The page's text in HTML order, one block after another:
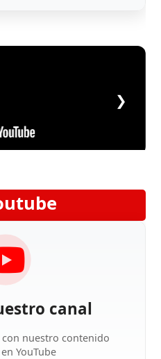
❯
canal
nuestro contenido
YouTube